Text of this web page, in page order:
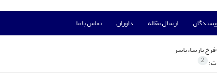
ارسال مقاله داوران تماس با ما
فرخ پارسا، یاسر
2